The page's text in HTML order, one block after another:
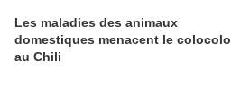
Les maladies des animaux
domestiques menacent le colocolo
au Chili